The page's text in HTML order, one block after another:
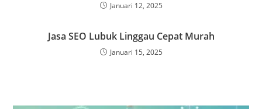
Januari 12, 2025
Jasa SEO Lubuk Linggau Cepat Murah
Januari 15, 2025